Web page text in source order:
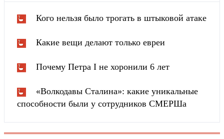
Кого нельзя было трогать в штыковой атаке
Какие вещи делают только евреи
Почему Петра I не хоронили 6 лет
«Волкодавы Сталина»: какие уникальные
способности были у сотрудников СМЕРШа